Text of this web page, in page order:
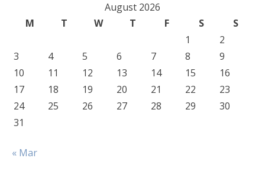
August 2026
M
T W T F S
S
1
2
3
4 5 6 7 8
9
10
11 12 13 14 15
16
17
18 19 20 21 22
23
24
25 26 27 28 29
30
31
« Mar